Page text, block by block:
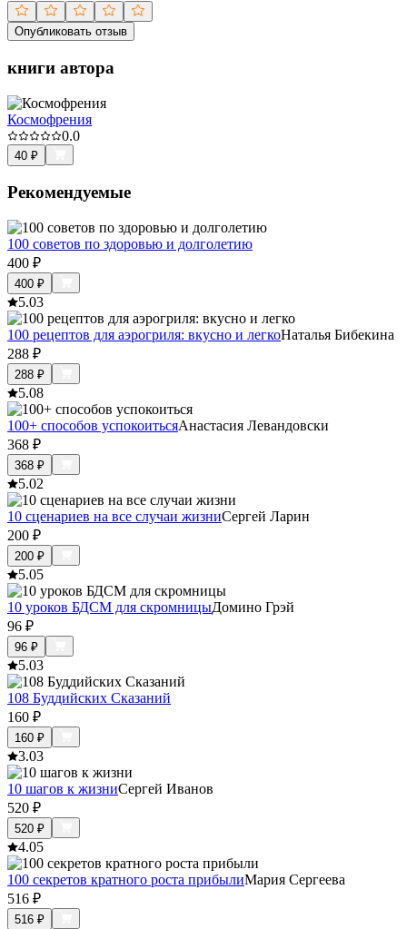
Опубликовать отзыв
книги автора
Космофрения
0.0
40 ₽
Рекомендуемые
100 советов по здоровью и долголетию
400 ₽
400 ₽
5.03
100 рецептов для аэрогриля: вкусно и легкоНаталья Бибекина
288 ₽
288 ₽
5.08
100+ способов успокоитьсяАнастасия Левандовски
368 ₽
368 ₽
5.02
10 сценариев на все случаи жизниСергей Ларин
200 ₽
200 ₽
5.05
10 уроков БДСМ для скромницыДомино Грэй
96 ₽
96 ₽
5.03
108 Буддийских Сказаний
160 ₽
160 ₽
3.03
10 шагов к жизниСергей Иванов
520 ₽
520 ₽
4.05
100 секретов кратного роста прибылиМария Сергеева
516 ₽
516 ₽